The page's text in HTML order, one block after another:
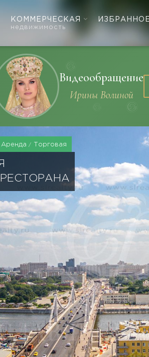
КОММЕРЧЕСКАЯ
недвижимость
ИЗБРАННОЕ
Видеообращение
Ирины Волиной
Аренда Торговая